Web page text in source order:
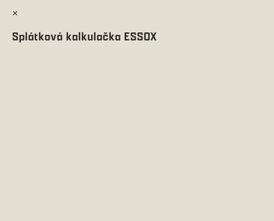
×
Splátková kalkulačka ESSOX